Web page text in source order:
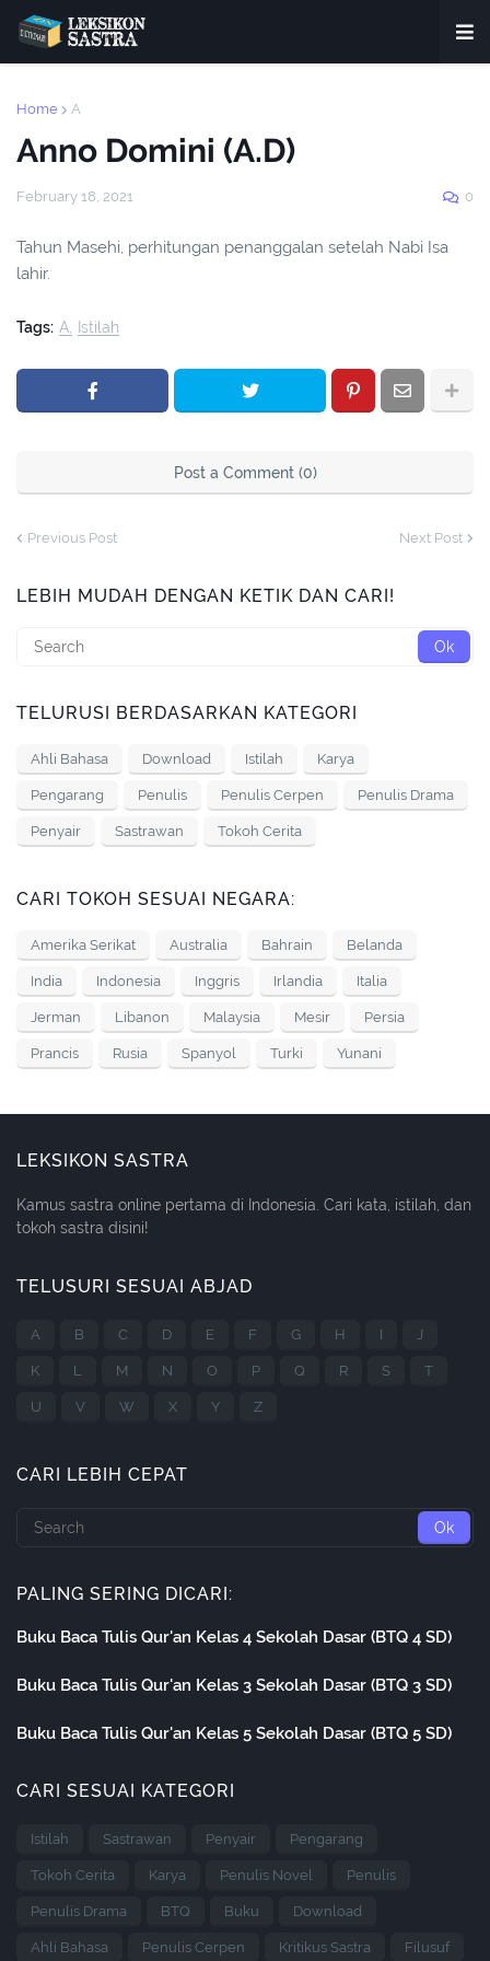
Home A
Anno Domini (A.D)
February 18, 2021 0
Tahun Masehi, perhitungan penanggalan setelah Nabi Isa
lahir.
Tags: A Istilah
Post a Comment (0)
Previous Post Next Post
LEBIH MUDAH DENGAN KETIK DAN CARI!
TELURUSI BERDASARKAN KATEGORI
Ahli Bahasa Download Istilah Karya
Pengarang Penulis Penulis Cerpen Penulis Drama
Penyair Sastrawan Tokoh Cerita
CARI TOKOH SESUAI NEGARA:
Amerika Serikat Australia Bahrain Belanda
India Indonesia Inggris Irlandia Italia
Jerman Libanon Malaysia Mesir Persia
Prancis Rusia Spanyol Turki Yunani
LEKSIKON SASTRA
Kamus sastra online pertama di Indonesia. Cari kata, istilah, dan
tokoh sastra disini!
TELUSURI SESUAI ABJAD
A B C D E F G H I J
K L M N O P Q R S T
U V W X Y Z
CARI LEBIH CEPAT
PALING SERING DICARI:
Buku Baca Tulis Qur'an Kelas 4 Sekolah Dasar (BTQ 4 SD)
Buku Baca Tulis Qur'an Kelas 3 Sekolah Dasar (BTQ 3 SD)
Buku Baca Tulis Qur'an Kelas 5 Sekolah Dasar (BTQ 5 SD)
CARI SESUAI KATEGORI
Istilah Sastrawan Penyair Pengarang
Tokoh Cerita Karya Penulis Novel Penulis
Penulis Drama BTQ Buku Download
Ahli Bahasa Penulis Cerpen Kritikus Sastra Filusuf